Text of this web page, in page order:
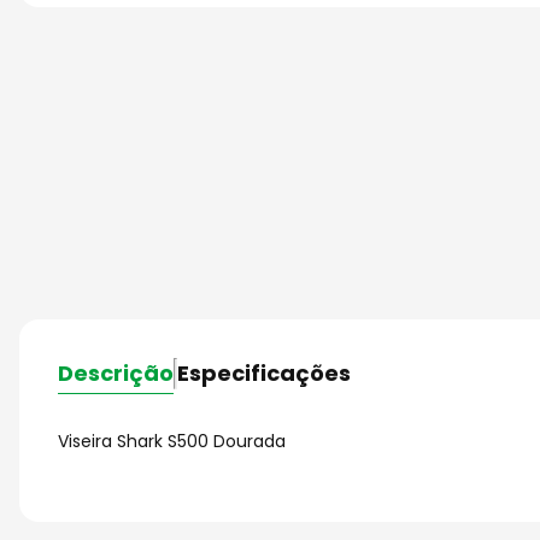
Descrição Especificações
Viseira Shark S500 Dourada